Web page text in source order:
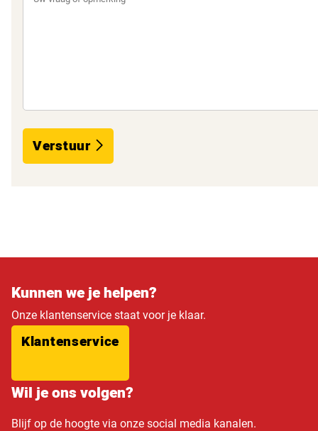
Verstuur
Kunnen we je helpen?
Onze klantenservice staat voor je klaar.
Klantenservice
Wil je ons volgen?
Blijf op de hoogte via onze social media kanalen.